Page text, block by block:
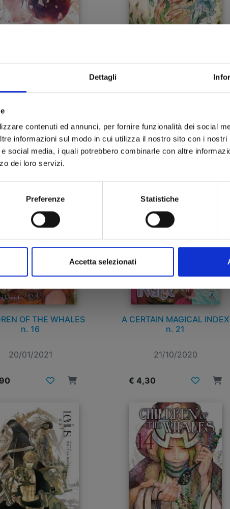
Dettagli
contenuti ed annunci, per fornire funzionalità dei social
informazioni sul modo in cui utilizza il nostro sito con i
social media, i quali potrebbero combinarle con altre
dei loro servizi.
Preferenze Statistiche
Accetta selezionati
n. 17
19/05/2021
€ 5,90
OF THE WHALES
n. 16
20/01/2021
A CERTAIN MAGICAL INDEX
n. 21
21/10/2020
€ 4,30